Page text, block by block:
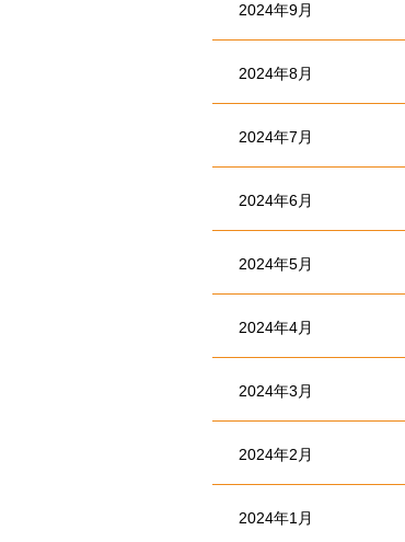
2024年9月
2024年8月
2024年7月
2024年6月
2024年5月
2024年4月
2024年3月
2024年2月
2024年1月